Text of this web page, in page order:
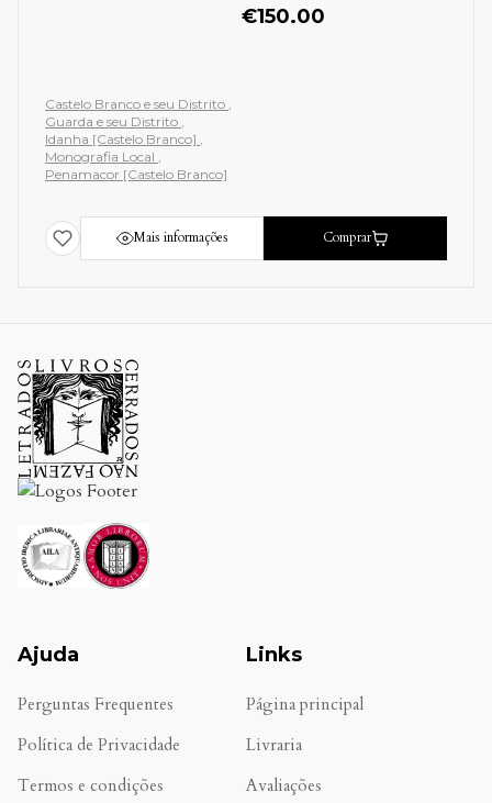
€150.00
Castelo Branco e seu Distrito
Guarda e seu Distrito
Idanha [Castelo Branco]
Monografia Local
Penamacor [Castelo Branco]
Mais informações Comprar
Ajuda
Perguntas Frequentes
Política de Privacidade
Termos e condições
Links
Página principal
Livraria
Avaliações